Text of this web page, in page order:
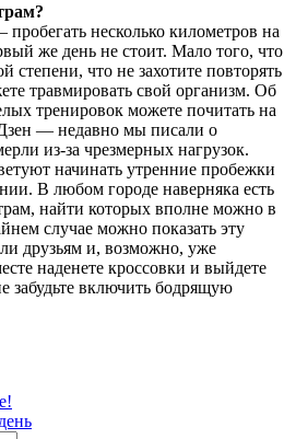
пробегать несколько километров на
же день не стоит. Мало того, что
степени, что не захотите повторять
травмировать свой организм. Об
тренировок можете почитать на
— недавно мы писали о
из-за чрезмерных нагрузок.
начинать утренние пробежки
В любом городе наверняка есть
найти которых вполне можно в
случае можно показать эту
друзьям и, возможно, уже
наденете кроссовки и выйдете
забудьте включить бодрящую